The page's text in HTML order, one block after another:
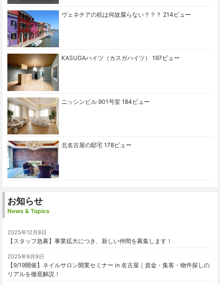
ヴェネチアの杭は何故腐らない？？？ 214ビュー
KASUGAハイツ（カスガハイツ） 197ビュー
ニッシンビル 901号室 184ビュー
北名古屋の邸宅 178ビュー
お知らせ
News & Topics
2025年12月8日
【スタッフ急募】事業拡大につき、新しい仲間を募集します！
2025年9月9日
【9/19開催】ネイルサロン開業セミナー in 名古屋｜資金・集客・物件探しの
リアルを徹底解説！